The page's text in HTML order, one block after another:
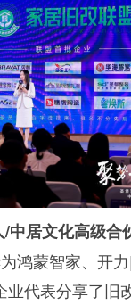
中居文化高级合
鸿蒙智家、开
代表分享了旧